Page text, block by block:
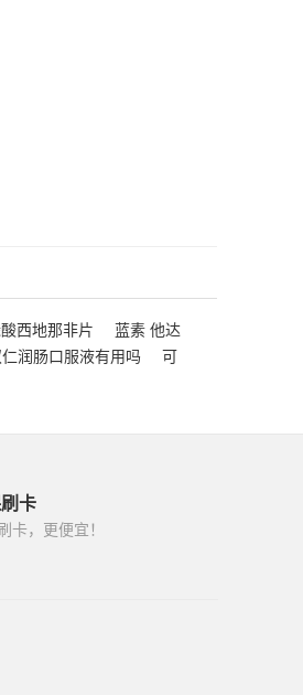
西地那非片
蓝素 他达
润肠口服液有用吗
可
卡
卡，更便宜！